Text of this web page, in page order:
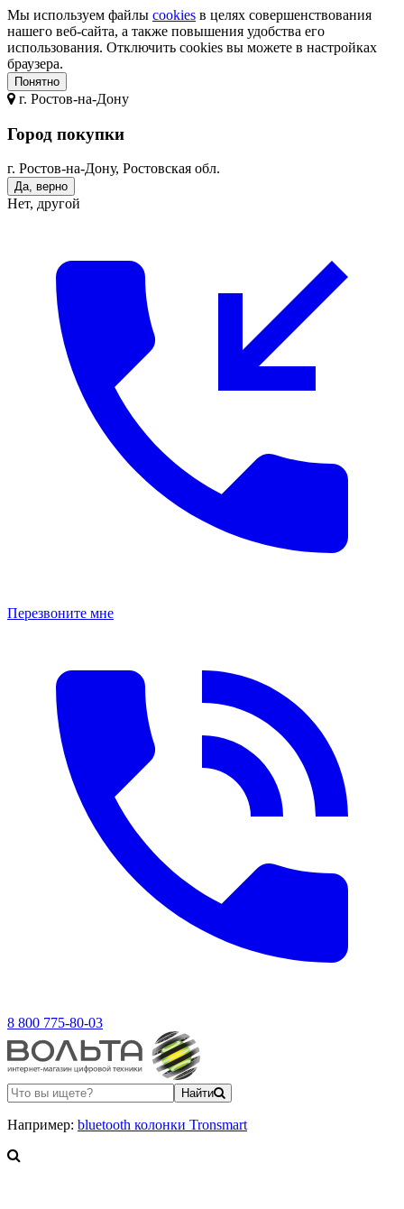
Мы используем файлы cookies в целях совершенствования
нашего веб-сайта, а также повышения удобства его
использования. Отключить cookies вы можете в настройках
браузера.
Понятно
г. Ростов-на-Дону
Город покупки
г. Ростов-на-Дону, Ростовская обл.
Да, верно
Нет, другой
Перезвоните мне
8 800 775-80-03
Найти
Например: bluetooth колонки Tronsmart